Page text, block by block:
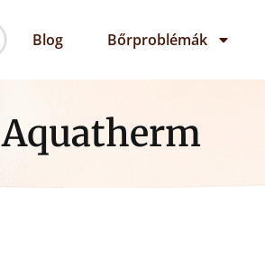
Blog Bőrproblémák
Aquatherm